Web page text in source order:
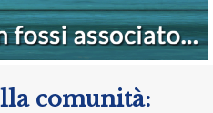
comunità: